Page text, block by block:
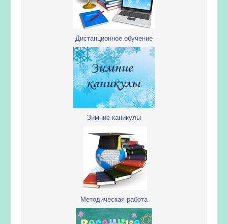
Дистанционное обучение
Зимние каникулы
Методическая работа